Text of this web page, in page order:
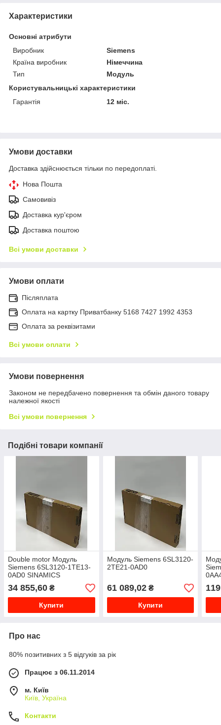
Характеристики
Основні атрибути
Виробник
Siemens
Країна виробник
Німеччина
Тип
Модуль
Користувальницькі характеристики
Гарантія
12 міс.
Умови доставки
Доставка здійснюється тільки по передоплаті.
Нова Пошта
Самовивіз
Доставка кур'єром
Доставка поштою
Всі умови доставки
Умови оплати
Післяплата
Оплата на картку Приватбанку 5168 7427 1992 4353
Оплата за реквізитами
Всі умови оплати
Умови повернення
Законом не передбачено повернення та обмін даного товару
належної якості
Всі умови повернення
Подібні товари компанії
Double motor Модуль
Siemens 6SL3120-1TE13-
0AD0 SINAMICS
34 855,60 ₴
Купити
Модуль Siemens 6SL3120-
2TE21-0AD0
61 089,02₴
Купити
Про нас
80% позитивних з 5 відгуків за рік
Працює з 06.11.2014
м. Київ
Київ, Україна
Контакти